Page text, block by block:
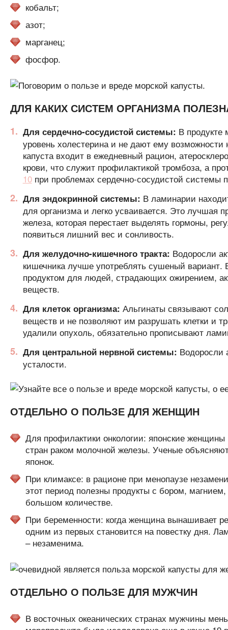
кобальт;
азот;
марганец;
фосфор.
ДЛЯ КАКИХ СИСТЕМ ОРГАНИЗМА
Для сердечно-сосудистой системы: В продукте
уровень холестерина и не дают ему возможности
капуста входит в ежедневный рацион,
крови, что служит профилактикой тромбоза, а
10при проблемах сердечно-сосудистой системы
Для эндокринной системы: В ламинарии
для организма и легко усваивается. Это лучшая
железа, которая перестает выделять гормоны,
появиться лишний вес и сонливость.
Для желудочно-кишечного тракта: Водоросли
кишечника лучше употреблять сушеный
продуктом для людей, страдающих ожирением,
веществ.
Для клеток организма: Альгинаты связывают
веществ и не позволяют им разрушать клетки и
удалили опухоль, обязательно прописывают
Для центральной нервной системы: Водоросли
усталости.
ОТДЕЛЬНО О ПОЛЬЗЕ ДЛЯ ЖЕНЩИН
Для профилактики онкологии: японские
стран раком молочной железы. Ученые
японок.
При климаксе: в рационе при менопаузе
этот период полезны продукты с бором,
большом количестве.
При беременности: когда женщина вынашивает
одним из первых становится на повестку дня.
– незаменима.
ОТДЕЛЬНО О ПОЛЬЗЕ ДЛЯ МУЖЧИН
В восточных океанических странах мужчины